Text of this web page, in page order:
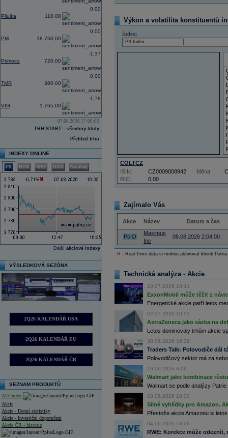
Pilulka 110,00
0,00
PM 18 760,00
0,00
Primoco 720,00
-1,37
TMR 360,00
0,00
VIG 1 765,00
-1,78
07.08.2026 17:00:02
TRH START – všechny tituly
Přehled trhu
INDEXY ONLINE
PX BUX WIG DAX Nasdaq
Další akciové indexy
VÝSLEDKOVÁ SEZÓNA
2Q26 KALENDÁŘ USA
2Q26 KALENDÁŘ EU
2Q26 KALENDÁŘ ČR
SEZNAM PRODUKTŮ
AD Index
Akcie
Akcie - Denní statistiky
Akcie - Investiční doporučení
Akcie ČR - historie
Výkon a volatilita konstituentů
Index:
COLTCZ
RIC: 0,00
ISIN: CZ0009008942 Měna:
Zajímalo Vás
Akce Název Datum a čas
Po O
Maximus
Inc
08.08.2026 2:04:00
R - Real-Time data si mohou aktivovat klienti
Technická analýza - Akcie
10.07.2026 10:41
ExxonMobil může těžit z
Energetické akcie patří letos
02.07.2026 10:55
AstraZeneca jako sázka na
Letos dominovaly trhům akcie
30.06.2026 16:39
Traders Talk: Polovodiče dál
Polovodičový sektor má za
26.06.2026 6:06
Walmart jako kombinace
Walmart se podle analýzy
18.06.2026 10:00
Silné vyhlídky pro Amazon.
Přestože akcie Amazonu si
04.06.2026 13:06
RWE: Korekce může